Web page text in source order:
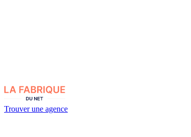
Trouver une agence